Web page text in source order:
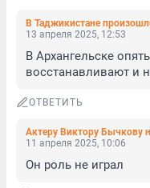
В Таджикистане
13 апреля 2025, 12:53
В Архангельске
восстанавливают и
ОТВЕТИТЬ
11 апреля 2025, 10:06
Он роль не играл